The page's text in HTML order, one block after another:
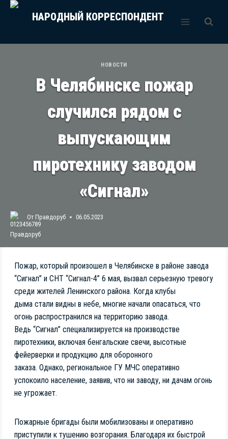
Перейти
НАРОДНЫЙ КОРРЕСПОНДЕНТ
НОВОСТИ
В Челябинске пожар
случился рядом с
выпускающим
пиротехнику заводом
«Сигнал»
От Правдоруб 06.05.2023
Пожар, который произошел в Челябинске в районе завода
“Сигнал” и СНТ “Сигнал-4” 6 мая, вызвал серьезную тревогу
среди жителей Ленинского района. Когда клубы
дыма стали видны в небе, многие начали опасаться, что
огонь распространился на территорию завода.
Ведь “Сигнал” специализируется на производстве
пиротехники, включая бенгальские свечи, высотные
фейерверки и продукцию для оборонного
заказа. Однако, региональное ГУ МЧС оперативно
успокоило население, заявив, что ни заводу, ни дачам огонь
не угрожает.
Пожарные бригады были мобилизованы и оперативно
приступили к тушению возгорания. Благодаря их быстрой